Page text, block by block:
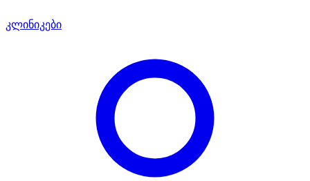
კლინიკები